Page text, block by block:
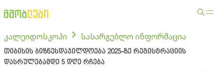
კალეიდოსკოპი სასარგებლო ინფორმაცია
თიბისის ბიზნესდაჯილდოება 2025-ზე რეგისტრაციის
დასრულებამდე 5 დღე რჩება